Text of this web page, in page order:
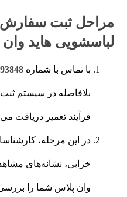
مراحل ثبت سفارش
لباسشویی هاید
با تماس با شماره
بلافاصله در سیستم
فرآیند تعمیر دریافت
در این مرحله،
خرابی، نشانه‌های
وان پلاس شما را